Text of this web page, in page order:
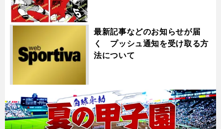
最新記事などのお知らせが届
く プッシュ通知を受け取る方
法について